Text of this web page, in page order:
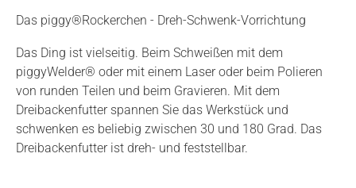
Das piggy®Rockerchen - Dreh-Schwenk-Vorrichtung
Das Ding ist vielseitig. Beim Schweißen mit dem
piggyWelder® oder mit einem Laser oder beim Polieren
von runden Teilen und beim Gravieren. Mit dem
Dreibackenfutter spannen Sie das Werkstück und
schwenken es beliebig zwischen 30 und 180 Grad. Das
Dreibackenfutter ist dreh- und feststellbar.